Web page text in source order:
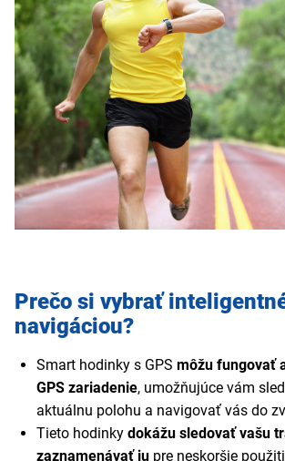
Prečo si vybrať
navigáciou?
Smart hodinky s GPS môžu fungovať
GPS zariadenie, umožňujúce vám
aktuálnu polohu a navigovať vás do
Tieto hodinky dokážu sledovať vašu
zaznamenávať ju pre neskoršie